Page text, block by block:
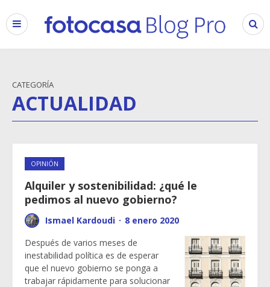
CATEGORÍA
ACTUALIDAD
OPINIÓN
Alquiler y sostenibilidad: ¿qué le
pedimos al nuevo gobierno?
Ismael Kardoudi · 8 enero 2020
Después de varios meses de
inestabilidad política es de esperar
que el nuevo gobierno se ponga a
trabajar rápidamente para solucionar